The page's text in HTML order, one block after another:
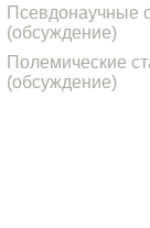
Псевдонаучные
(обсуждение)
Полемические
(обсуждение)